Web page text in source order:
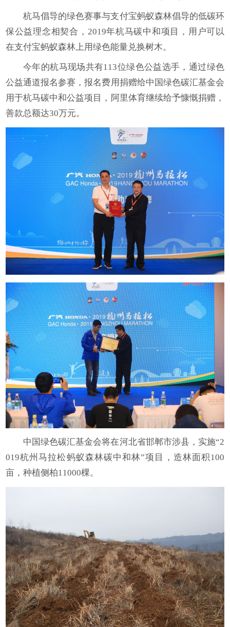
杭马倡导的绿色赛事与支付宝蚂蚁森林倡导的低碳环
保公益理念相契合，2019年杭马碳中和项目，用户可以
在支付宝蚂蚁森林上用绿色能量兑换树木。
今年的杭马现场共有113位绿色公益选手，通过绿色
公益通道报名参赛，报名费用捐赠给中国绿色碳汇基金会
用于杭马碳中和公益项目，阿里体育继续给予慷慨捐赠，
善款总额达30万元。
中国绿色碳汇基金会将在河北省邯郸市涉县，实施“2
019杭州马拉松蚂蚁森林碳中和林”项目，造林面积100
亩，种植侧柏11000棵。